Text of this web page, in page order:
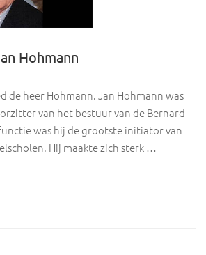
Hohmann
de heer Hohmann. Jan Hohmann was
van het bestuur van de Bernard
was hij de grootste initiator van
Hij maakte zich sterk …